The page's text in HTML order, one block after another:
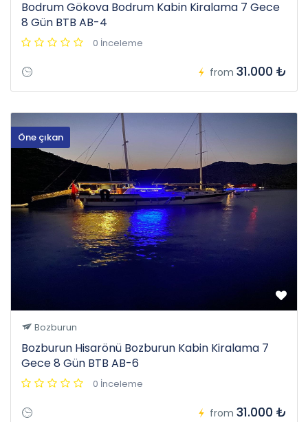
Bodrum Gökova Bodrum Kabin Kiralama 7 Gece
8 Gün BTB AB-4
0 İnceleme
from 31.000 ₺
Öne çıkan
Bozburun
Bozburun Hisarönü Bozburun Kabin Kiralama 7
Gece 8 Gün BTB AB-6
0 İnceleme
from 31.000 ₺